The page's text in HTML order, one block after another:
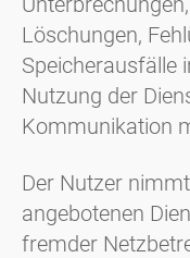
Löschungen,
Speicherausfälle
Nutzung der
Kommunikation
Der Nutzer
angebotenen
fremder